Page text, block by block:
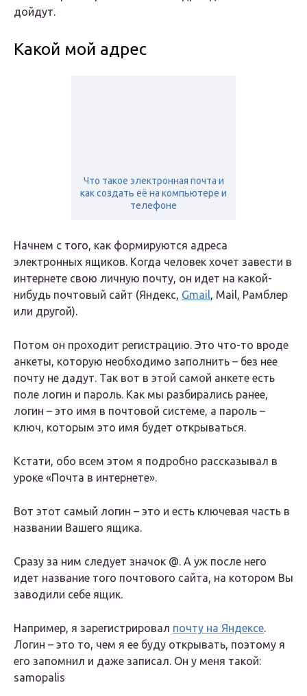
дойдут.
Какой мой адрес
Что такое электронная почта и
как создать её на компьютере и
телефоне
Начнем с того, как формируются адреса
электронных ящиков. Когда человек хочет завести в
интернете свою личную почту, он идет на какой-
нибудь почтовый сайт (Яндекс, Gmail, Mail, Рамблер
или другой).
Потом он проходит регистрацию. Это что-то вроде
анкеты, которую необходимо заполнить – без нее
почту не дадут. Так вот в этой самой анкете есть
поле логин и пароль. Как мы разбирались ранее,
логин – это имя в почтовой системе, а пароль –
ключ, которым это имя будет открываться.
Кстати, обо всем этом я подробно рассказывал в
уроке «Почта в интернете».
Вот этот самый логин – это и есть ключевая часть в
названии Вашего ящика.
Сразу за ним следует значок @. А уж после него
идет название того почтового сайта, на котором Вы
заводили себе ящик.
Например, я зарегистрировал почту на Яндексе.
Логин – это то, чем я ее буду открывать, поэтому я
его запомнил и даже записал. Он у меня такой:
samopalis